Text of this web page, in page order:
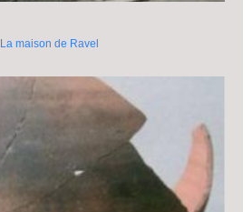
La maison de Ravel